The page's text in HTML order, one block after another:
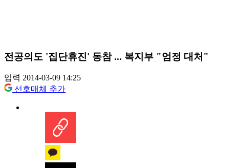
전공의도 '집단휴진' 동참 ... 복지부 "엄정 대처"
입력 2014-03-09 14:25
선호매체 추가